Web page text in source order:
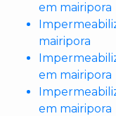
em mairipora
mairipora
em mairipora
em mairipora